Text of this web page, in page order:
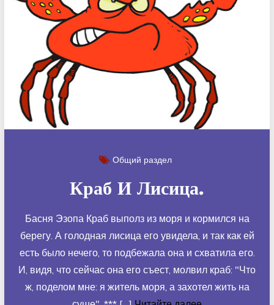
Общий раздел
Краб И Лисица.
Басня Эзопа Краб выполз из моря и кормился на
берегу. А голодная лисица его увидела, и так как ей
есть было нечего, то подбежала она и схватила его.
И, видя, что сейчас она его съест, молвил краб: "Что
ж, поделом мне: я житель моря, а захотел жить на